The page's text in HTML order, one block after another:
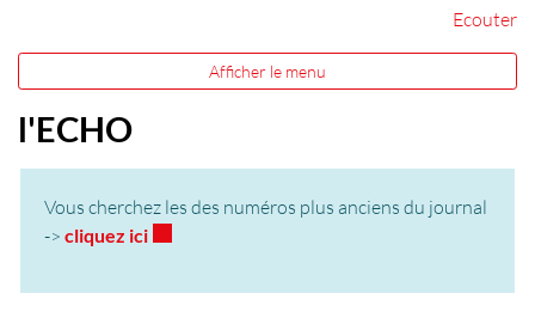
Ecouter
Afficher le menu
l'ECHO
Vous cherchez les des numéros plus anciens du journal
-> cliquez iciCe lien externe va ouvrir une nouvelle